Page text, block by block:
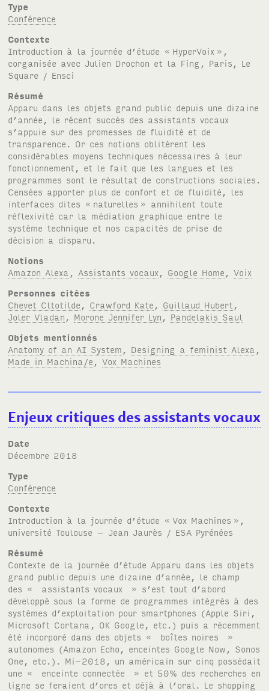
Type
Conférence
Contexte
Introduction à la journée d’étude « HyperVoix »,
corganisée avec Julien Drochon et la Fing, Paris, Le
Square / Ensci
Résumé
Apparu dans les objets grand public depuis une dizaine
d’année, le récent succès des assistants vocaux
s’appuie sur des promesses de fluidité et de
transparence. Or ces notions oblitèrent les
considérables moyens techniques nécessaires à leur
fonctionnement, et le fait que les langues et les
programmes sont le résultat de constructions sociales.
Censées apporter plus de confort et de fluidité, les
interfaces dites « naturelles » annihilent toute
réflexivité car la médiation graphique entre le
système technique et nos capacités de prise de
décision a disparu.
Notions
Amazon Alexa , Assistants vocaux, Google Home ,Voix
Personnes citées
Chevet Cltotilde , Crawford Kate , Guillaud Hubert ,
Joler Vladan , Morone Jennifer Lyn , Pandelakis Saul
Objets mentionnés
Anatomy of an AI System , Designing a feminist Alexa ,
Made in Machina/e ,Vox Machines
Enjeux critiques des assistants vocaux
Date
décembre 2018
Type
Conférence
Contexte
Introduction à la journée d’étude « Vox Machines »,
université Toulouse – Jean Jaurès / ESA Pyrénées
Résumé
Contexte de la journée d’étude Apparu dans les objets
grand public depuis une dizaine d’année, le champ
des « assistants vocaux » s’est tout d’abord
développé sous la forme de programmes intégrés à des
systèmes d’exploitation pour smartphones (Apple Siri,
Microsoft Cortana, OK Google, etc.) puis a récemment
été incorporé dans des objets « boîtes noires »
autonomes (Amazon Echo, enceintes Google Now, Sonos
One, etc.). Mi-2018, un américain sur cinq possédait
une « enceinte connectée » et 50% des recherches en
ligne se feraient d’ores et déjà à l’oral. Le shopping